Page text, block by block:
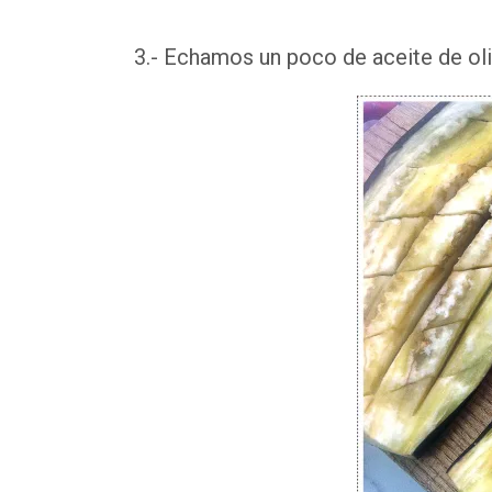
3.- Echamos un poco de aceite de